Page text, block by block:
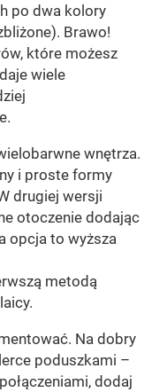
po dwa kolory
Brawo!
które możesz
wiele
wnętrza.
i proste formy
drugiej wersji
otoczenie dodając
opcja to wyższa
metodą
Na dobry
poduszkami –
dodaj